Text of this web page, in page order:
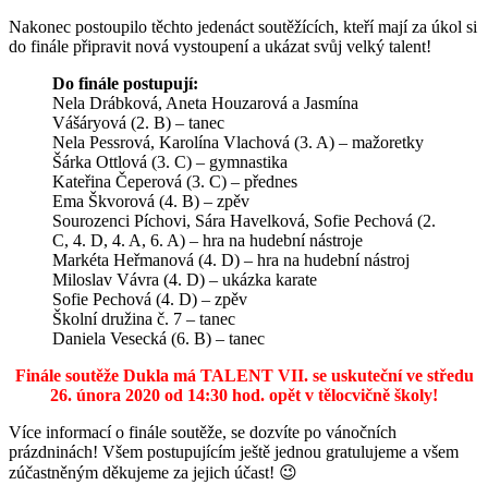
Nakonec postoupilo těchto jedenáct soutěžících, kteří mají za úkol si
do finále připravit nová vystoupení a ukázat svůj velký talent!
Do finále postupují:
Nela Drábková, Aneta Houzarová a Jasmína
Vášáryová (2. B) – tanec
Nela Pessrová, Karolína Vlachová (3. A) – mažoretky
Šárka Ottlová (3. C) – gymnastika
Kateřina Čeperová (3. C) – přednes
Ema Škvorová (4. B) – zpěv
Sourozenci Píchovi, Sára Havelková, Sofie Pechová (2.
C, 4. D, 4. A, 6. A) – hra na hudební nástroje
Markéta Heřmanová (4. D) – hra na hudební nástroj
Miloslav Vávra (4. D) – ukázka karate
Sofie Pechová (4. D) – zpěv
Školní družina č. 7 – tanec
Daniela Vesecká (6. B) – tanec
Finále soutěže Dukla má TALENT VII. se uskuteční ve středu
26. února 2020 od 14:30 hod. opět v tělocvičně školy!
Více informací o finále soutěže, se dozvíte po vánočních
prázdninách! Všem postupujícím ještě jednou gratulujeme a všem
zúčastněným děkujeme za jejich účast! 😉